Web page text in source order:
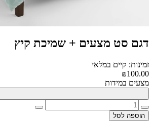
דגם סט מצעים + שמיכת קיץ
זמינות: קיים במלאי
₪100.00
מצעים במידות
הוספה לסל